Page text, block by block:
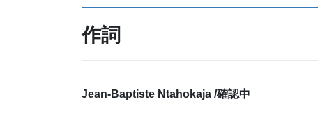
作詞
Jean-Baptiste Ntahokaja /確認中